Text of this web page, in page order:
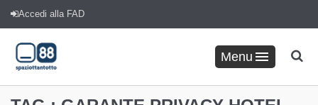
Accedi alla FAD
Menu